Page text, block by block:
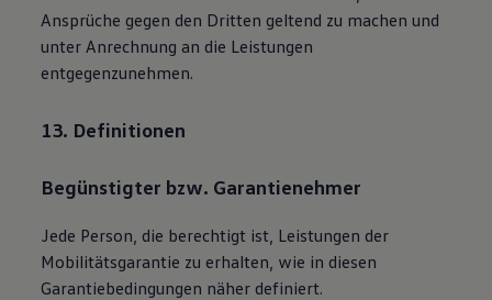
Ansprüche gegen den Dritten geltend zu machen und
unter Anrechnung an die Leistungen
entgegenzunehmen.
13. Definitionen
Begünstigter bzw. Garantienehmer
Jede Person, die berechtigt ist, Leistungen der
Mobilitätsgarantie zu erhalten, wie in diesen
Garantiebedingungen näher definiert.